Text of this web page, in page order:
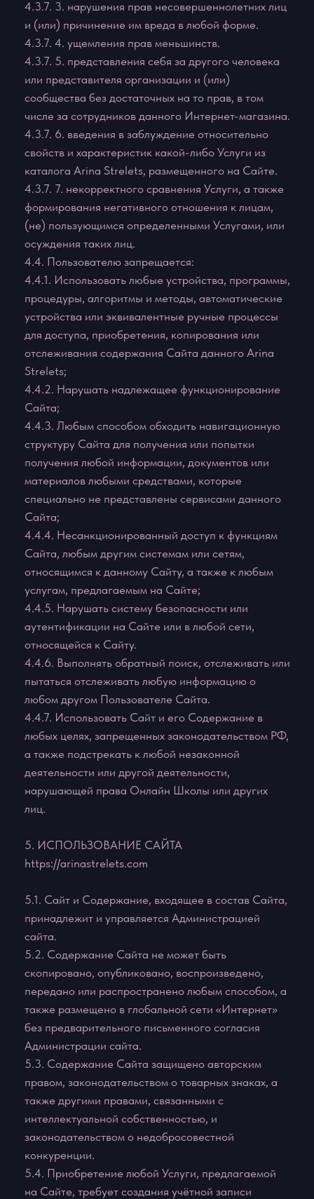
на Сайте, требует создания учётной записи
Пользователя.
5.5. Пользователь несет персональную
ответственность за сохранение
конфиденциальности информации учётной записи,
включая пароль, а также за всю без исключения
деятельность, которая ведётся от имени
Пользователя учётной записи.
уведомить Администрацию сайта о
несанкционированном использовании его учётной
записи или пароля, или любом другом нарушении
системы безопасности.
5.7. Администрация сайта обладает правом в
одностороннем порядке аннулировать учетную
запись Пользователя, если она не использовалась
более 24 месяцев календарных месяцев подряд
без уведомления Пользователя.
действия на все дополнительные положения и
условия о покупке Товара и оказанию услуг,
предоставляемых на Сайте.
должна истолковываться как изменение
настоящего Соглашения.
5.10. Администрация сайта имеет право в любое
время без уведомления Пользователя вносить
изменения в перечень услуг, предлагаемых на
Сайте, и (или) в цены, применимые к таким
Услугам Онлайн Школы.
6. ОТВЕТСТВЕННОСТЬ
6.1. Любые убытки, которые Пользователь может
нарушения любого положения настоящего
Соглашения, а также вследствие
несанкционированного доступа к коммуникациям
другого Пользователя, Администрацией сайта не
возмещаются.
6.2. Администрация сайта не несет
6.2.1. Задержки или сбои в процессе совершения
операции, возникшие вследствие непреодолимой
силы, а также любого случая неполадок в
телекоммуникационных, компьютерных,
электрических и иных смежных системах.
6.2.2. Действия систем переводов, банков,
платежных систем и за задержки, связанные с их
работой.
6.2.3. Надлежащее функционирование Сайта, в
случае, если Пользователь не имеет необходимых
технических средств для его использования, а
также не несет никаких обязательств по
обеспечению пользователей такими средствами.
7. НАРУШЕНИЕ УСЛОВИЙ
ПОЛЬЗОВАТЕЛЬСКОГО СОГЛАШЕНИЯ
7.1. Администрация сайта вправе раскрыть любую
собранную о Пользователе данного Сайта
информацию, если раскрытие необходимо в связи
с расследованием или жалобой в отношении
неправомерного использования Сайта либо для
установления (идентификации) Пользователя,
Администрации сайта или в права других
Пользователей Сайта.
7.2. Администрация сайта имеет право раскрыть
положений действующего законодательства или
судебных решений, обеспечения выполнения
условий настоящего Соглашения, защиты прав или
безопасности ИП Стрелец Арина Олеговна.
7.3. Администрация сайта имеет право раскрыть
информацию о Пользователе, если действующее
законодательство РФ требует или разрешает
такое раскрытие.
7.4. Администрация сайта вправе без
предварительного уведомления Пользователя
прекратить и (или) заблокировать доступ к Сайту,
если Пользователь нарушил настоящее
Соглашение или содержащиеся в иных документах
условия пользования Сайтом, а также в случае
прекращения действия Сайта либо по причине
технической неполадки или проблемы.
7.5. Администрация сайта не несет
ответственности перед Пользователем или
третьими лицами за прекращение доступа к Сайту
положения настоящего Соглашения или иного
документа, содержащего условия пользования
Сайтом.